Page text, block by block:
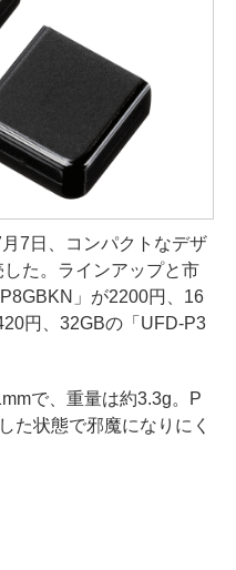
7日、コンパクトなデザ
た。ラインアップと市
」が2200円、16
円、32GBの「UFD-P3
で、重量は約3.3g。P
た状態で邪魔になりにく